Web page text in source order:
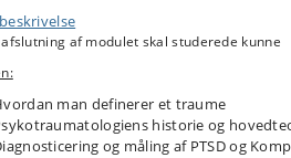
af modulet skal studerede kunne
man definerer et traume
historie og
og måling af PTSD og